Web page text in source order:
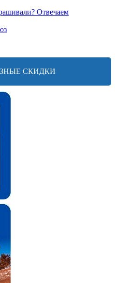
Отвечаем
СКИДКИ